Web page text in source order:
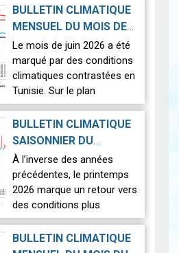
Le 12 août 2026, la Terre
connaîtra l'un des
astronomiques les plus
spectaculaires : une…
BULLETIN CLIMATIQUE
MENSUEL DU MOIS DE
JUIN 2026 |2026-07-14
Le mois de juin 2026 a été
marqué par des conditions
climatiques contrastées en
Tunisie. Sur le plan
thermique, des
températures supérieures
aux normales ont été
observées sur l'en…
BULLETIN CLIMATIQUE
SAISONNIER DU
PRINTEMPS 2026|
2026-07-02
À l’inverse des années
précédentes, le printemps
2026 marque un retour vers
des conditions plus
proches de la normale,
avec un léger excédent
thermique de +0,3 °c
BULLETIN CLIMATIQUE